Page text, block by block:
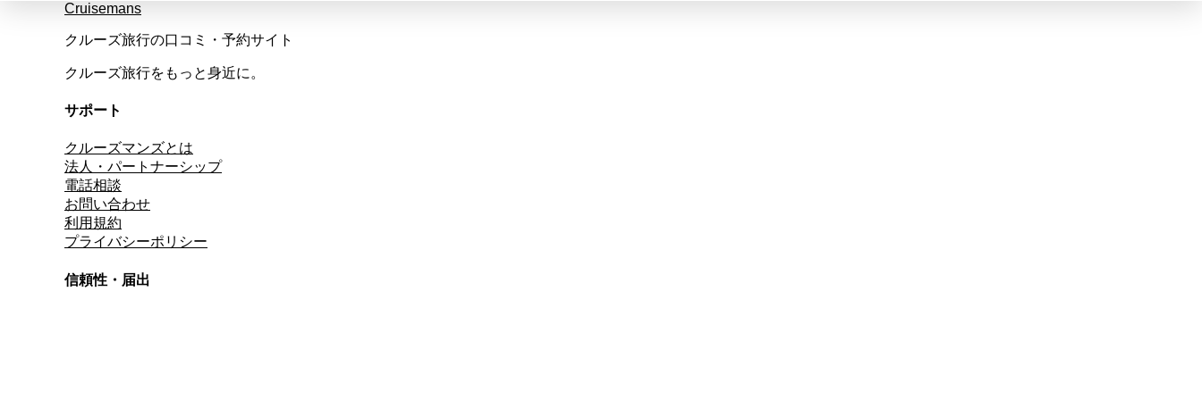
Cruisemans
クルーズ旅行の口コミ・予約サイト
クルーズ旅行をもっと身近に。
サポート
クルーズマンズとは
法人・パートナーシップ
電話相談
お問い合わせ
利用規約
プライバシーポリシー
信頼性・届出